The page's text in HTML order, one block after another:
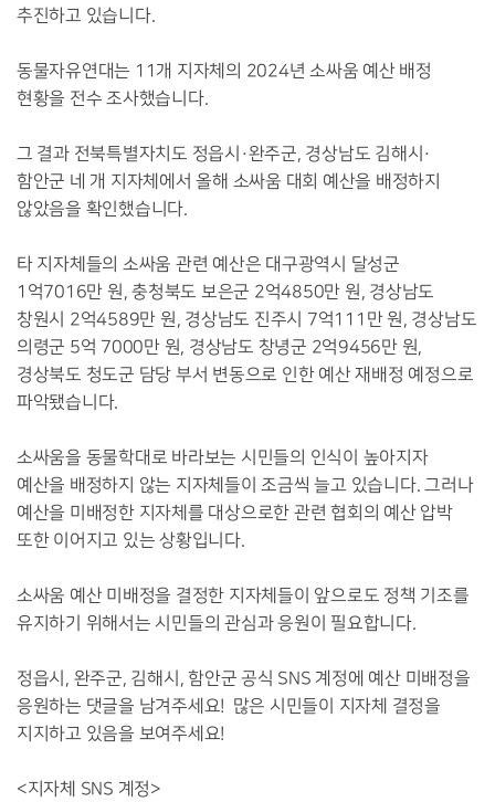
추진하고 있습니다.
동물자유연대는 11개 지자체의 2024년 소싸움 예산 배정
현황을 전수 조사했습니다.
그 결과 전북특별자치도 정읍시·완주군, 경상남도 김해시·
함안군 네 개 지자체에서 올해 소싸움 대회 예산을 배정하지
않았음을 확인했습니다.
타 지자체들의 소싸움 관련 예산은 대구광역시 달성군
1억7016만 원, 충청북도 보은군 2억4850만 원, 경상남도
창원시 2억4589만 원, 경상남도 진주시 7억111만 원, 경상남도
의령군 5억 7000만 원, 경상남도 창녕군 2억9456만 원,
경상북도 청도군 담당 부서 변동으로 인한 예산 재배정 예정으로
파악됐습니다.
소싸움을 동물학대로 바라보는 시민들의 인식이 높아지자
예산을 배정하지 않는 지자체들이 조금씩 늘고 있습니다. 그러나
예산을 미배정한 지자체를 대상으로한 관련 협회의 예산 압박
또한 이어지고 있는 상황입니다.
소싸움 예산 미배정을 결정한 지자체들이 앞으로도 정책 기조를
유지하기 위해서는 시민들의 관심과 응원이 필요합니다.
정읍시, 완주군, 김해시, 함안군 공식 SNS 계정에 예산 미배정을
응원하는 댓글을 남겨주세요! 많은 시민들이 지자체 결정을
지지하고 있음을 보여주세요!
<지자체 SNS 계정>